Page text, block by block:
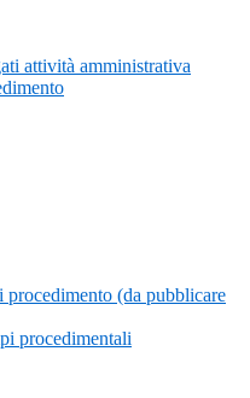
attività amministrativa
procedimento (da pubblicare
procedimentali